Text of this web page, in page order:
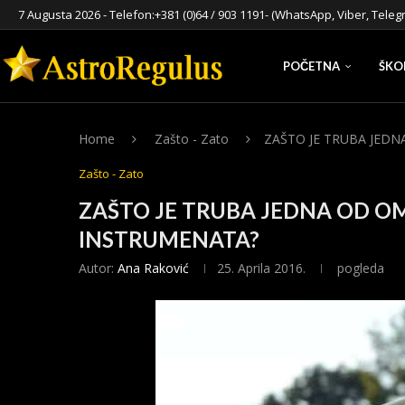
7 Augusta 2026 - Telefon:+381 (0)64 / 903 1191- (WhatsApp, Viber,
POČETNA
Home Zašto - Zato ZAŠTO JE TRUBA
Zašto - Zato
ZAŠTO JE TRUBA JEDNA OD
INSTRUMENATA?
Autor: Ana Raković 25. Aprila 2016. pogleda